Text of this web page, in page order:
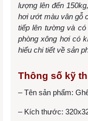
lượng lên đến
hơi ướt màu vân gỗ
tiếp lên tường và
phòng xông hơi có
hiểu chi tiết về sản
Thông số kỹ
– Tên sản phẩm:
– Kích thước: